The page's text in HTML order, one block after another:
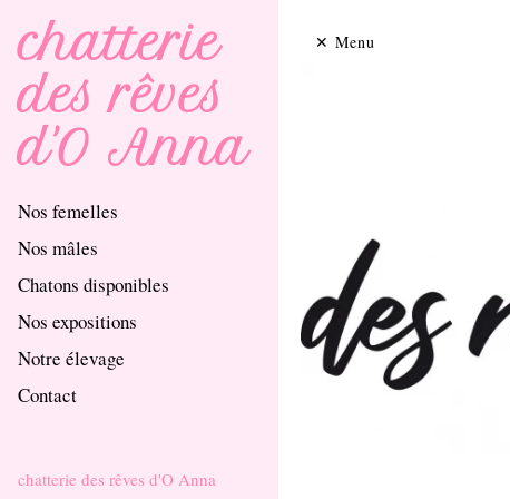
chatterie
des rêves
d'O Anna
Nos femelles
Nos mâles
Chatons disponibles
Nos expositions
Notre élevage
Contact
chatterie des rêves d'O Anna
Menu